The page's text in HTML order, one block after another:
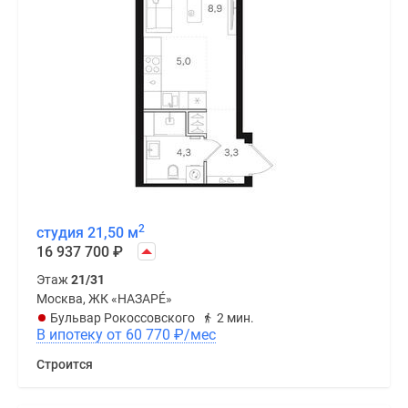
студия 21,50 м2
16 937 700 ₽
Этаж 21/31
Москва, ЖК «НАЗАРÉ»
Бульвар Рокоссовского
2 мин.
В ипотеку от 60 770 ₽/мес
Строится